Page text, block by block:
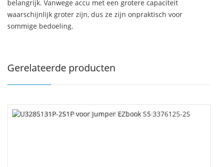
belangrijk. Vanwege accu met een grotere capaciteit
waarschijnlijk groter zijn, dus ze zijn onpraktisch voor
sommige bedoeling.
Gerelateerde producten